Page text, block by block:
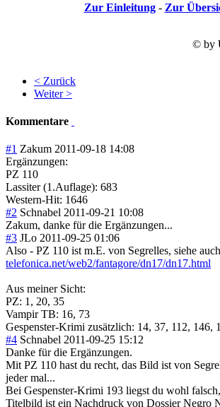
Zur Einleitung- Zur
© by
< Zurück
Weiter >
Kommentare
#1 Zakum 2011-09-18 14:08
Ergänzungen:
PZ 110
Lassiter (1.Auflage): 683
Western-Hit: 1646
#2 Schnabel 2011-09-21 10:08
Zakum, danke für die Ergänzungen...
#3 JLo 2011-09-25 01:06
Also - PZ 110 ist m.E. von Segrelles, siehe
telefonica.net/web2/fantagore/dn17/dn17.html
Aus meiner Sicht:
PZ: 1, 20, 35
Vampir TB: 16, 73
Gespenster-Krimi zusätzlich: 14, 37, 112, 146,
#4 Schnabel 2011-09-25 15:12
Danke für die Ergänzungen.
Mit PZ 110 hast du recht, das Bild ist von
jeder mal...
Bei Gespenster-Krimi 193 liegst du wohl
Titelbild ist ein Nachdruck von Dossier Negro